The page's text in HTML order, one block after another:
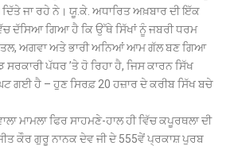
ਦਿੱਤੇ ਜਾ ਰਹੇ ਨੇ। ਯੂ.ਕੇ. ਅਧਾਰਿਤ ਅਖ਼ਬਾਰ ਦੀ ਇੱਕ
ਦੱਸਿਆ ਗਿਆ ਹੈ ਕਿ ਉੱਥੇ ਸਿੱਖਾਂ ਨੂੰ ਜਬਰੀ ਧਰਮ
ਅਗਵਾ ਅਤੇ ਭਾਰੀ ਅਨਿਆਂ ਆਮ ਗੱਲ ਬਣ ਗਿਆ
ਪੱਧਰ ’ਤੇ ਹੋ ਰਿਹਾ ਹੈ, ਜਿਸ ਕਾਰਨ ਸਿੱਖ
ਗਈ ਹੈ – ਹੁਣ ਸਿਰਫ਼ 20 ਹਜ਼ਾਰ ਦੇ ਕਰੀਬ ਸਿੱਖ ਬਚੇ
ਮਾਮਲਾ ਫਿਰ ਸਾਹਮਣੇ-ਹਾਲ ਹੀ ਵਿੱਚ ਕਪੂਰਥਲਾ ਦੀ
ਕੌਰ ਗੁਰੂ ਨਾਨਕ ਦੇਵ ਜੀ ਦੇ 555ਵੇਂ ਪ੍ਰਕਾਸ਼ ਪੁਰਬ